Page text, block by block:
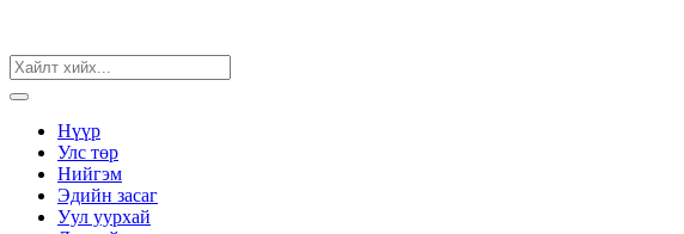
Нүүр
Улс төр
Нийгэм
Эдийн засаг
Уул уурхай